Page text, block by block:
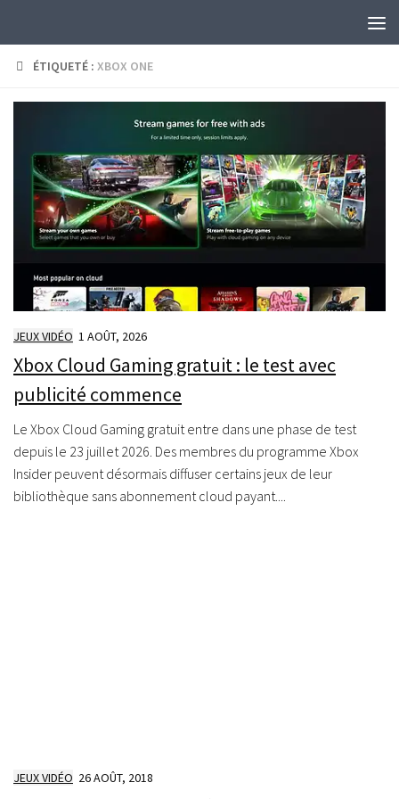
ÉTIQUETÉ : XBOX ONE
JEUX VIDÉO 1 AOÛT, 2026
Xbox Cloud Gaming gratuit : le test avec
publicité commence
Le Xbox Cloud Gaming gratuit entre dans une phase de test
depuis le 23 juillet 2026. Des membres du programme Xbox
Insider peuvent désormais diffuser certains jeux de leur
bibliothèque sans abonnement cloud payant....
JEUX VIDÉO 26 AOÛT, 2018